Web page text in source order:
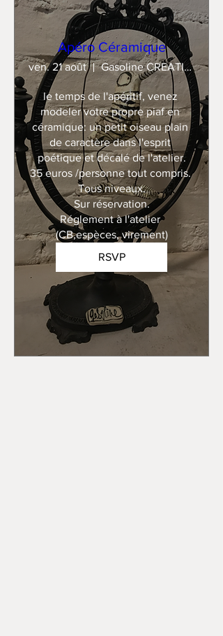
Apéro Céramique
ven. 21 août Gasoline CREATION
le temps de l'apéritif, venez
modeler votre propre piaf en
céramique: un petit oiseau plain
de caractère dans l'esprit
poétique et décalé de l'atelier.
35 euros /personne tout compris.
Tous niveaux.
Sur réservation.
Réglement à l'atelier
(CB,espèces, virement)
RSVP